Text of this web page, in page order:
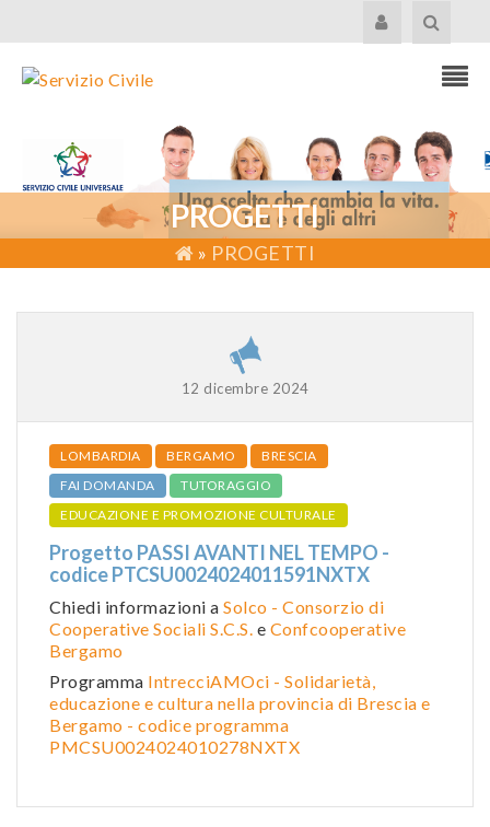
PROGETTI
» PROGETTI
12 dicembre 2024
LOMBARDIA BERGAMO
BRESCIA
FAI DOMANDA
TUTORAGGIO
EDUCAZIONE E PROMOZIONE CULTURALE
Progetto PASSI AVANTI NEL TEMPO -
codice PTCSU0024024011591NXTX
Chiedi informazioni a Solco - Consorzio di
Cooperative Sociali S.C.S. e Confcooperative
Bergamo
Programma IntrecciAMOci - Solidarietà,
educazione e cultura nella provincia di Brescia e
Bergamo - codice programma
PMCSU0024024010278NXTX